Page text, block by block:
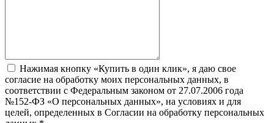
Нажимая кнопку «Купить в один клик», я даю свое
согласие на обработку моих персональных данных, в
соответствии с Федеральным законом от 27.07.2006 года
№152-ФЗ «О персональных данных», на условиях и для
целей, определенных в Согласии на обработку персональных